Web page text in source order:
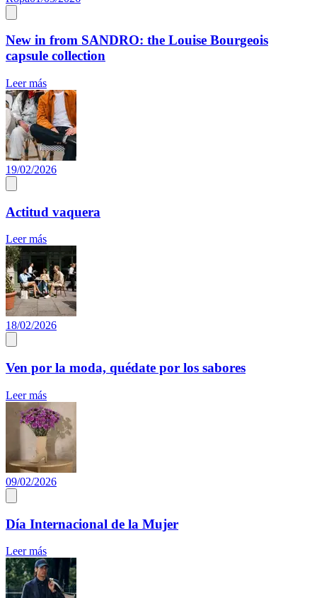
New in from SANDRO: the Louise Bourgeois
capsule collection
Leer más
19/02/2026
Actitud vaquera
Leer más
18/02/2026
Ven por la moda, quédate por los sabores
Leer más
09/02/2026
Día Internacional de la Mujer
Leer más